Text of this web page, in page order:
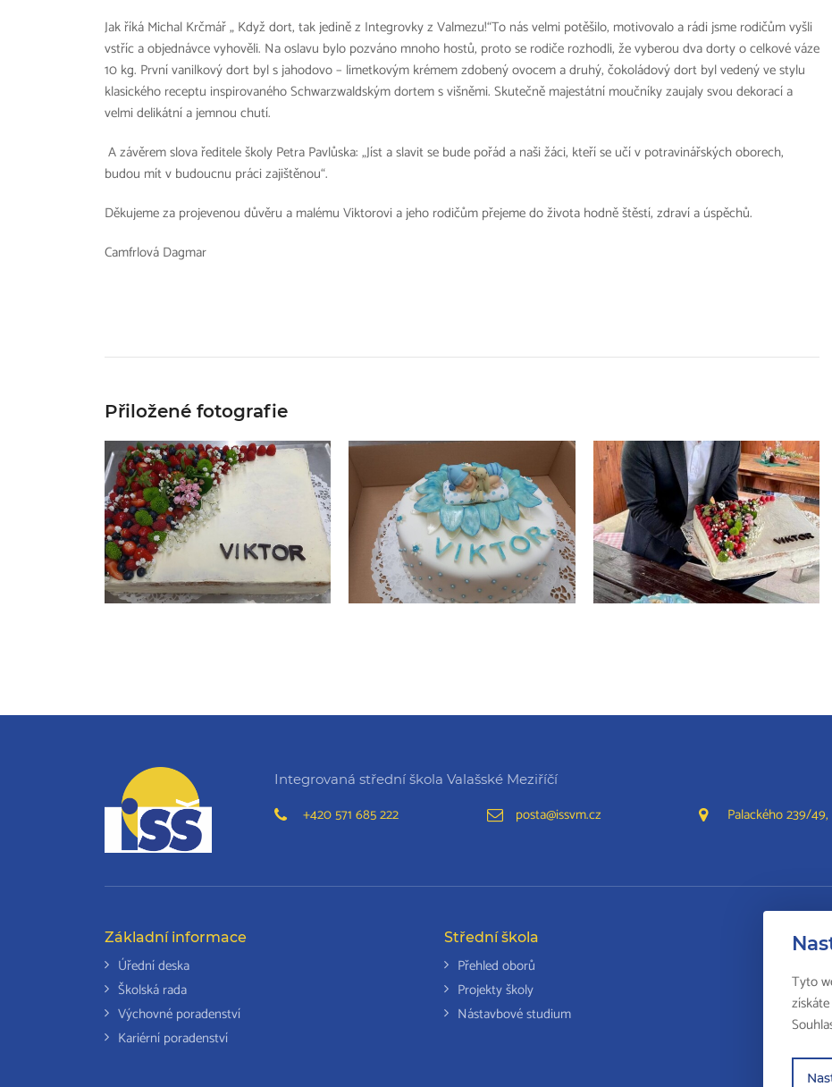
Tyto
Jak říká Michal Krčmář „ Když dort, tak jedině z Integrovky z Valmezu!“To nás velmi potěšilo, motivovalo a rádi jsme rodičům vyšli
vstříc a objednávce vyhověli. Na oslavu bylo pozváno mnoho hostů, proto se rodiče rozhodli, že vyberou dva dorty o celkové váze
10 kg. První vanilkový dort byl s jahodovo – limetkovým krémem zdobený ovocem a druhý, čokoládový dort byl vedený ve stylu
klasického receptu inspirovaného Schwarzwaldským dortem s višněmi. Skutečně majestátní moučníky zaujaly svou dekorací a
velmi delikátní a jemnou chutí.
A závěrem slova ředitele školy Petra Pavlůska: „Jíst a slavit se bude pořád a naši žáci, kteří se učí v potravinářských oborech,
budou mít v budoucnu práci zajištěnou“.
Děkujeme za projevenou důvěru a malému Viktorovi a jeho rodičům přejeme do života hodně štěstí, zdraví a úspěchů.
Camfrlová Dagmar
Přiložené fotografie
Integrovaná střední škola Valašské Meziříčí
+420 571 685 222 posta@issvm.cz Palackého 239/
Základní informace
Úřední deska
Školská rada
Výchovné poradenství
Kariérní poradenství
Střední škola
Přehled oborů
Projekty školy
Nástavbové studium
Další